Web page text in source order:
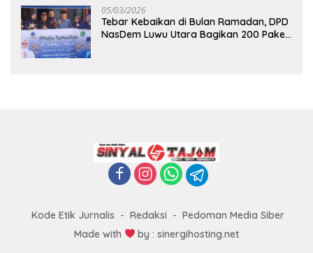
05/03/2026
Tebar Kebaikan di Bulan Ramadan, DPD
NasDem Luwu Utara Bagikan 200 Paket
Kode Etik Jurnalis Redaksi
Pedoman Media Siber
Made with
by : sinergihosting.net